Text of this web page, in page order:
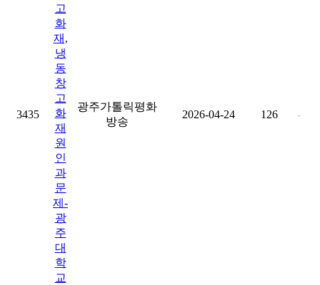
3435
고
화
재,
냉
동
창
고
화
재
원
인
과
문
제-
광
주
대
학
교
광주가톨릭평화
방송
2026-04-24 126 -